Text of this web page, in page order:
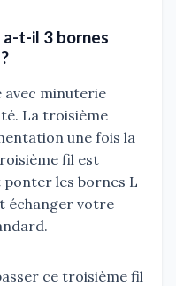
t-il 3 bornes
avec minuterie
La troisième
une fois la
fil est
ponter les bornes L
échanger votre
ce troisième fil